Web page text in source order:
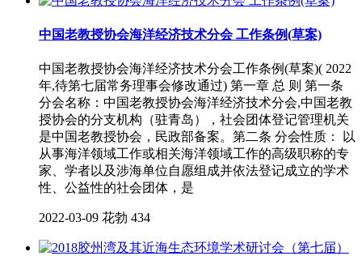
中国老教授协会海洋经济技术分会 工作条例(草案)
中国老教授协会海洋经济技术分会工作条例(草案)( 2022
年,待第七届常务理事会修改通过) 第一章 总 则 第一条
分会名称：中国老教授协会海洋经济技术分会,中国老教
授协会的分支机构（驻青岛），社会团体登记管理机关
是中国老教授协会，民政部备案。第二条 分会性质： 以
从事海洋领域工作或相关海洋领域工作的高级职称的专
家、学者以及涉海单位自愿组成并依法登记成立的学术
性、公益性的社会团体，是
2022-03-09 花勃 434